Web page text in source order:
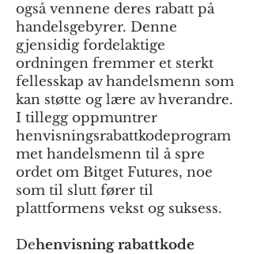
også vennene deres rabatt på
handelsgebyrer. Denne
gjensidig fordelaktige
ordningen fremmer et sterkt
fellesskap av handelsmenn som
kan støtte og lære av hverandre.
I tillegg oppmuntrer
henvisningsrabattkodeprogram
met handelsmenn til å spre
ordet om Bitget Futures, noe
som til slutt fører til
plattformens vekst og suksess.
Dehenvisning rabattkode